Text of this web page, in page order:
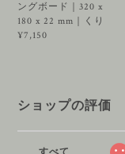
ングボード｜320 x
180 x 22 mm｜くり
¥7,150
ショップの評価
すべて